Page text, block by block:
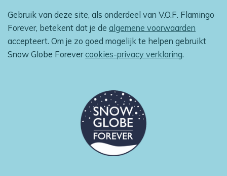
b
o
k
a
g
r
a
m
s
A
p
o
k
Gebruik van deze site, als onderdeel van V.O.F. Flamingo
Forever, betekent dat je de algemene voorwaarden
accepteert. Om je zo goed mogelijk te helpen gebruikt
Snow Globe Forevercookies-privacy verklaring.